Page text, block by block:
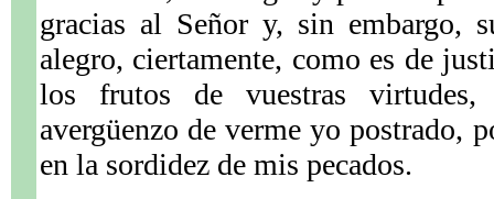
gracias al Señor y, sin embargo,
alegro, ciertamente, como es de
los frutos de vuestras
avergüenzo de verme yo postrado,
en la sordidez de mis pecados.